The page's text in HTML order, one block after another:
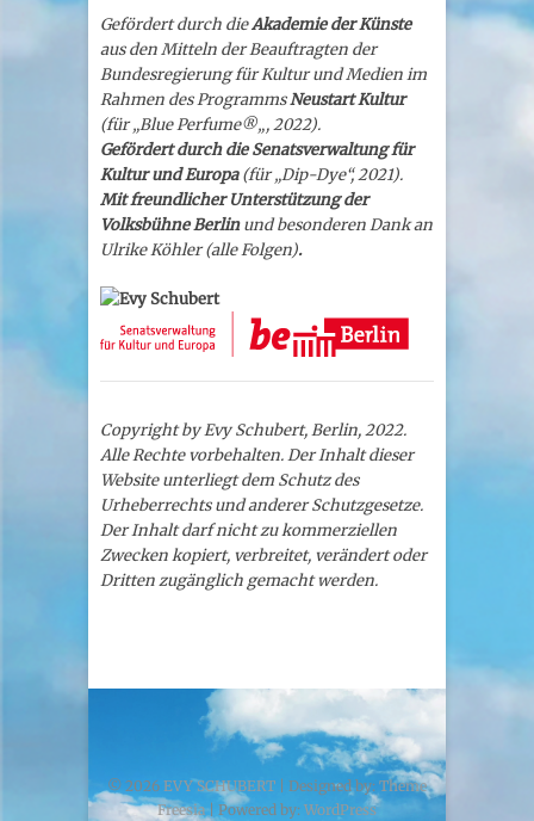
Gefördert durch dieAkademie der Künste
aus den Mitteln der Beauftragten der
Bundesregierung für Kultur und Medien im
Rahmen des ProgrammsNeustart Kultur
(für „Blue Perfume®️„, 2022).
Gefördert durch die Senatsverwaltung für
Kultur und Europa(für „Dip-Dye“, 2021).
Mit freundlicher Unterstützung der
Volksbühne Berlinund besonderen Dank an
Ulrike Köhler (alle Folgen).
Copyright by Evy Schubert, Berlin, 2022.
Alle Rechte vorbehalten. Der Inhalt dieser
Website unterliegt dem Schutz des
Urheberrechts und anderer Schutzgesetze.
Der Inhalt darf nicht zu kommerziellen
Zwecken kopiert, verbreitet, verändert oder
Dritten zugänglich gemacht werden.
© 2026 EVY SCHUBERT | Designed by: Theme
Freesia| Powered by: WordPress